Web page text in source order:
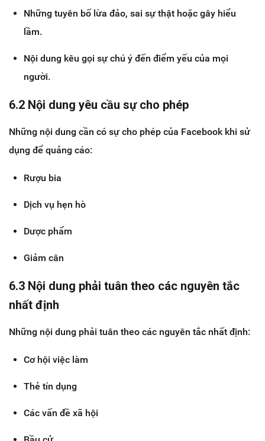
Những tuyên bố lừa đảo, sai sự thật hoặc gây hiểu
lầm.
Nội dung kêu gọi sự chú ý đến điểm yếu của mọi
người.
6.2 Nội dung yêu cầu sự cho phép
Những nội dung cần có sự cho phép của Facebook khi sử
dụng để quảng cáo:
Rượu bia
Dịch vụ hẹn hò
Dược phẩm
Giảm cân
6.3 Nội dung phải tuân theo các nguyên tắc
nhất định
Những nội dung phải tuân theo các nguyên tắc nhất định:
Cơ hội việc làm
Thẻ tín dụng
Các vấn đề xã hội